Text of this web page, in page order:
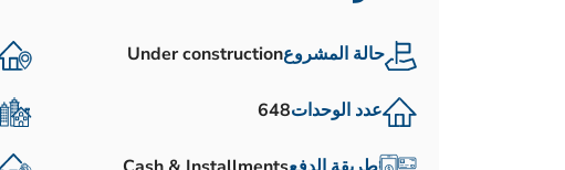
حالة المشروعUnder construction
عدد الوحدات648